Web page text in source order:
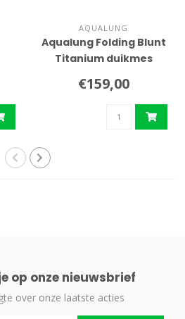
AQUALUNG
Aqualung Folding Blunt
Titanium duikmes
€159,00
op onze nieuwsbrief
over onze laatste acties